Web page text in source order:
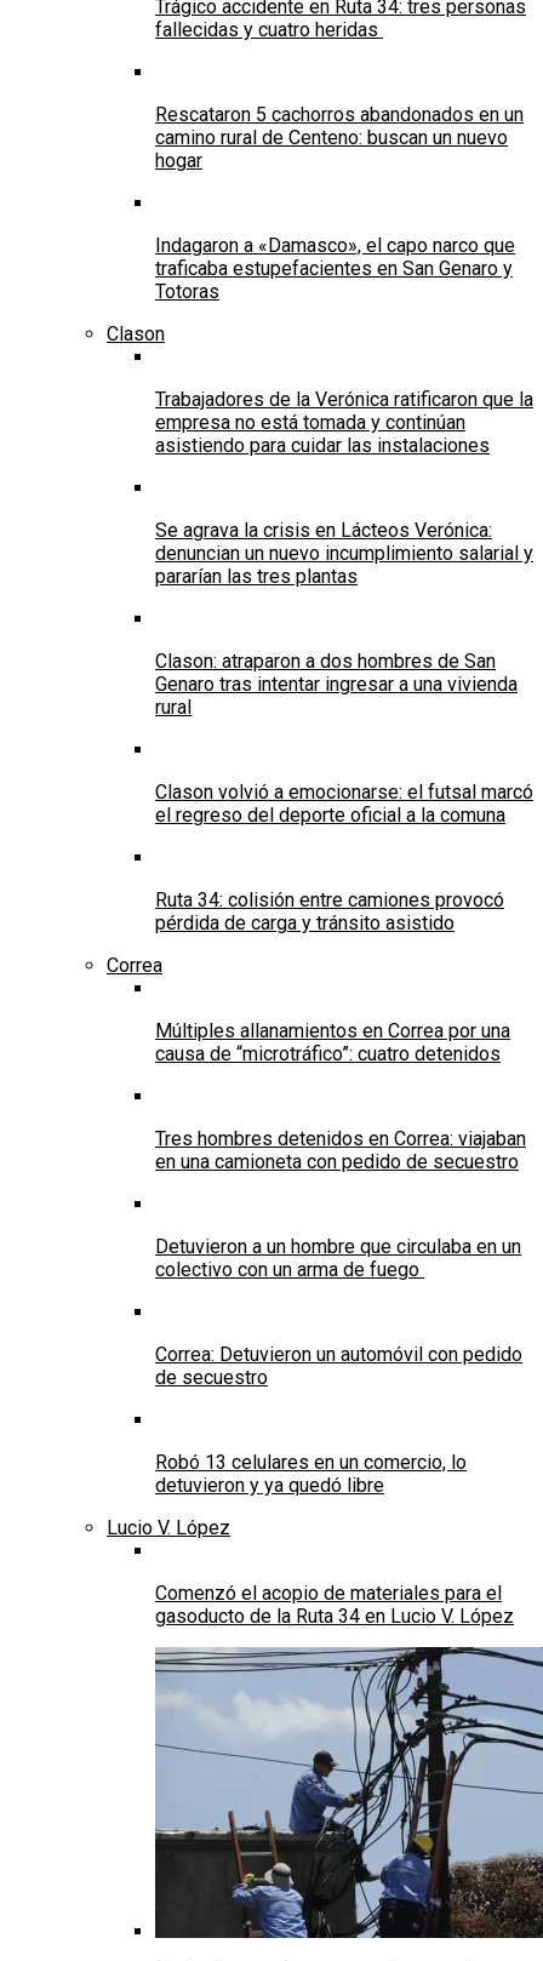
Trágico accidente en Ruta 34: tres personas
fallecidas y cuatro heridas
Rescataron 5 cachorros abandonados en un
camino rural de Centeno: buscan un nuevo
hogar
Indagaron a «Damasco», el capo narco que
traficaba estupefacientes en San Genaro y
Totoras
Clason
Trabajadores de la Verónica ratificaron que la
empresa no está tomada y continúan
asistiendo para cuidar las instalaciones
Se agrava la crisis en Lácteos Verónica:
denuncian un nuevo incumplimiento salarial y
pararían las tres plantas
Clason: atraparon a dos hombres de San
Genaro tras intentar ingresar a una vivienda
rural
Clason volvió a emocionarse: el futsal marcó
el regreso del deporte oficial a la comuna
Ruta 34: colisión entre camiones provocó
pérdida de carga y tránsito asistido
Correa
Múltiples allanamientos en Correa por una
causa de “microtráfico”: cuatro detenidos
Tres hombres detenidos en Correa: viajaban
en una camioneta con pedido de secuestro
Detuvieron a un hombre que circulaba en un
colectivo con un arma de fuego
Correa: Detuvieron un automóvil con pedido
de secuestro
Robó 13 celulares en un comercio, lo
detuvieron y ya quedó libre
Lucio V. López
Comenzó el acopio de materiales para el
gasoducto de la Ruta 34 en Lucio V. López